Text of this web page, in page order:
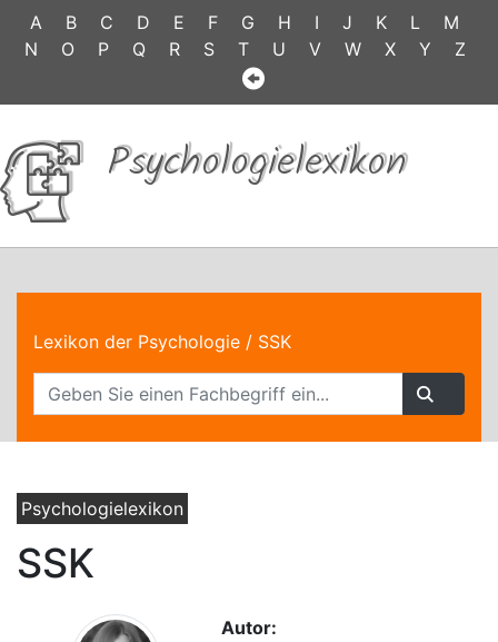
A B C D E F G H I J K L
M
N
O P Q R S T U V W X Y Z
Psychologielexikon
Lexikon der Psychologie / SSK
Psychologielexikon
SSK
Autor: